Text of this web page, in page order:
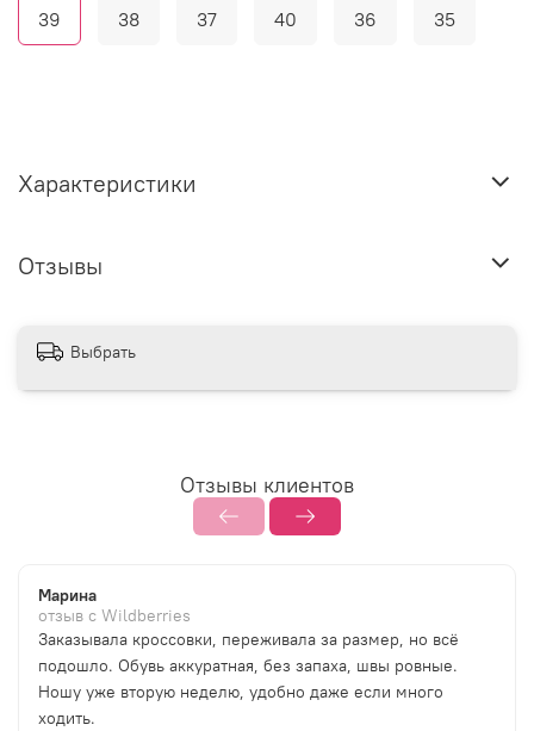
39 38 37 40 36 35
Характеристики
Отзывы
Выбрать
Отзывы клиентов
Марина
отзыв с Wildberries
Заказывала кроссовки, переживала за размер, но всё
подошло. Обувь аккуратная, без запаха, швы ровные.
Ношу уже вторую неделю, удобно даже если много
ходить.